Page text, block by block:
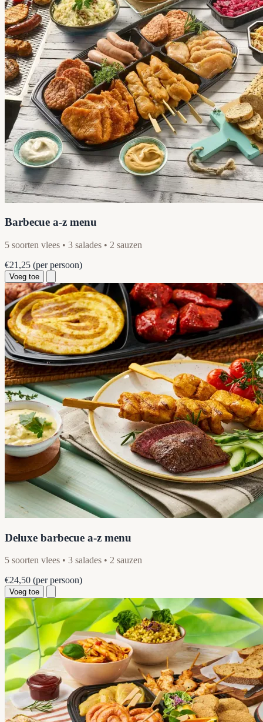
Barbecue a-z menu
5 soorten vlees • 3 salades • 2 sauzen
€21,25 (per persoon)
Voeg toe
Deluxe barbecue a-z menu
5 soorten vlees • 3 salades • 2 sauzen
€24,50 (per persoon)
Voeg toe